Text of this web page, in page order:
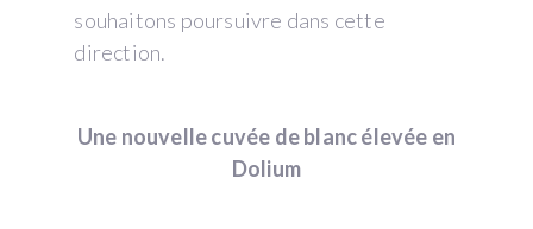
souhaitons poursuivre dans cette
direction.
Une nouvelle cuvée de blanc élevée en
Dolium